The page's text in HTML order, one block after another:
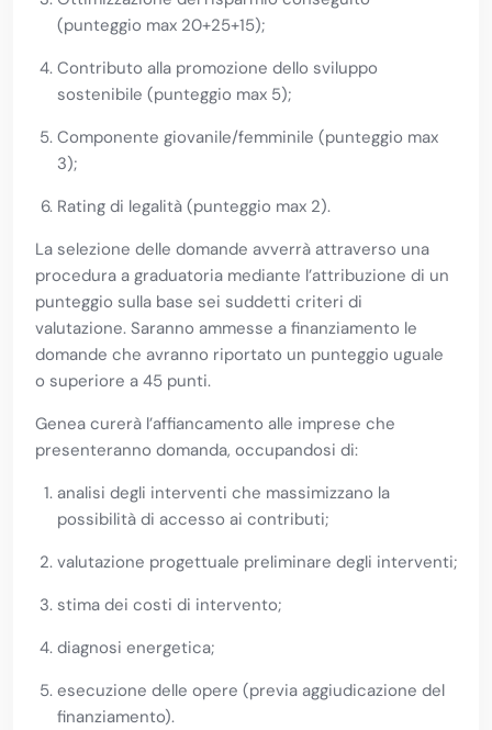
(punteggio max 20+25+15);
Contributo alla promozione dello sviluppo
sostenibile (punteggio max 5);
Componente giovanile/femminile (punteggio max
3);
Rating di legalità (punteggio max 2).
La selezione delle domande avverrà attraverso una
procedura a graduatoria mediante l’attribuzione di un
punteggio sulla base sei suddetti criteri di
valutazione. Saranno ammesse a finanziamento le
domande che avranno riportato un punteggio uguale
o superiore a 45 punti.
Genea curerà l’affiancamento alle imprese che
presenteranno domanda, occupandosi di:
analisi degli interventi che massimizzano la
possibilità di accesso ai contributi;
valutazione progettuale preliminare degli interventi;
stima dei costi di intervento;
diagnosi energetica;
esecuzione delle opere (previa aggiudicazione del
finanziamento).